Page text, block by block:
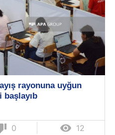
rayonuna uyğun
başlayıb
0  12